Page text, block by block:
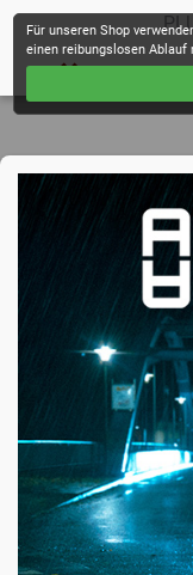
Für unseren Shop
einen reibungslosen